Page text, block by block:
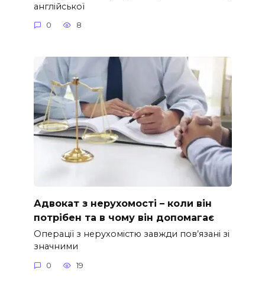
англійської
0 8
Адвокат з нерухомості – коли він
потрібен та в чому він допомагає
Операції з нерухомістю завжди пов’язані зі
значними
0 19